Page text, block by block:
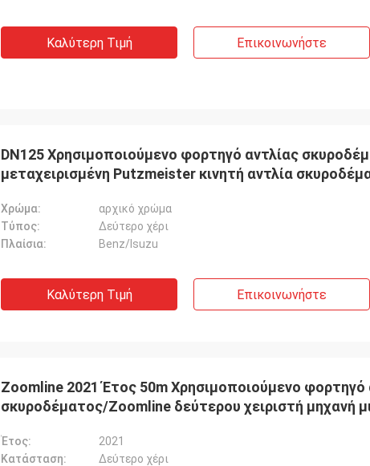
Καλύτερη Τιμή Επικοινωνήστε
DN125 Χρησιμοποιούμενο φορτηγό αντλίας
μεταχειρισμένη Putzmeister κινητή αντλία
Χρώμα:
αρχικό χρώμα
Τύπος:
Δεύτερο χέρι
Πλαίσια:
Benz/Isuzu
Καλύτερη Τιμή Επικοινωνήστε
Zoomline 2021 Έτος 50m Χρησιμοποιούμενο φορτηγό
σκυροδέματος/Zoomline δεύτερου χειριστή μηχανή
Έτος:
2021
Κατάσταση:
Δεύτερο χέρι